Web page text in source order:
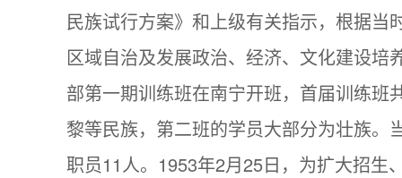
民族试行方案》和上级有关指示，根据
区域自治及发展政治、经济、文化建设
部第一期训练班在南宁开班，首届训练
黎等民族，第二班的学员大部分为壮族
职员11人。1953年2月25日，为扩大招生